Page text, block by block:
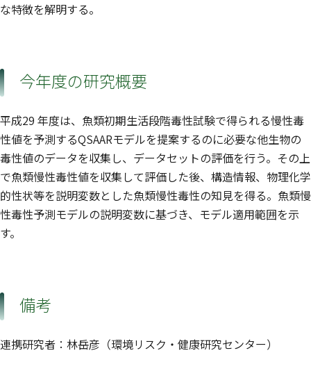
な特徴を解明する。
今年度の研究概要
平成29 年度は、魚類初期生活段階毒性試験で得られる慢性毒
性値を予測するQSAARモデルを提案するのに必要な他生物の
毒性値のデータを収集し、データセットの評価を行う。その上
で魚類慢性毒性値を収集して評価した後、構造情報、物理化学
的性状等を説明変数とした魚類慢性毒性の知見を得る。魚類慢
性毒性予測モデルの説明変数に基づき、モデル適用範囲を示
す。
備考
連携研究者：林岳彦（環境リスク・健康研究センター）